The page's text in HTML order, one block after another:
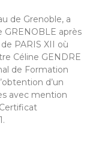
de Grenoble, a
GRENOBLE après
PARIS XII où
Céline GENDRE
de Formation
d’un
avec mention